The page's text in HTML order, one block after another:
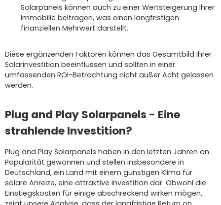
Solarpanels können auch zu einer Wertsteigerung Ihrer
Immobilie beitragen, was einen langfristigen
finanziellen Mehrwert darstellt.
Diese ergänzenden Faktoren können das Gesamtbild Ihrer
Solarinvestition beeinflussen und sollten in einer
umfassenden ROI-Betrachtung nicht außer Acht gelassen
werden.
Plug and Play Solarpanels - Eine
strahlende Investition?
Plug and Play Solarpanels haben in den letzten Jahren an
Popularität gewonnen und stellen insbesondere in
Deutschland, ein Land mit einem günstigen Klima für
solare Anreize, eine attraktive Investition dar. Obwohl die
Einstiegskosten für einige abschreckend wirken mögen,